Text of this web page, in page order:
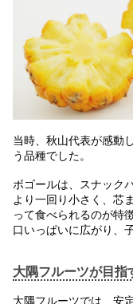
当時、秋山代表が感動
う品種でした。
ボゴールは、スナック
より一回り小さく、芯
って食べられるのが特
口いっぱいに広がり、
大隅フルーツが目指
大隅フルーツでは、安